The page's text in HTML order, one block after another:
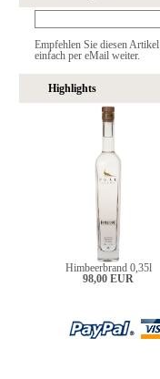
Empfehlen Sie diesen Artikel
einfach per eMail weiter.
Highlights
Himbeerbrand 0,35l
98,00 EUR